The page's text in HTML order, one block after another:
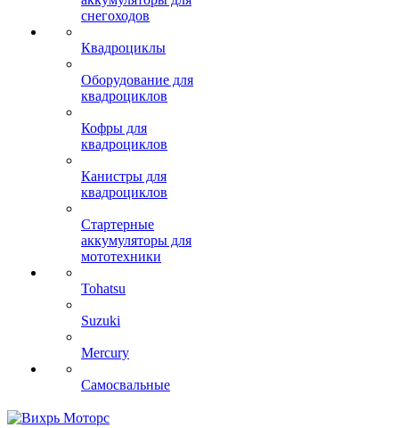
снегоходов
Квадроциклы
Оборудование для
квадроциклов
Кофры для
квадроциклов
Канистры для
квадроциклов
Стартерные
аккумуляторы для
мототехники
Tohatsu
Suzuki
Mercury
Самосвальные